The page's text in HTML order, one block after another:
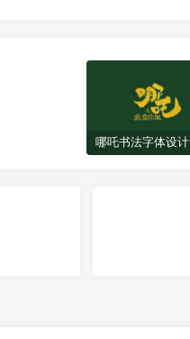
哪吒书法字体设计